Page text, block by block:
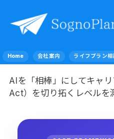
Home 会社案内 ライフプラン相
AIを「相棒」にしてキャ
Act）を切り拓くレベルを